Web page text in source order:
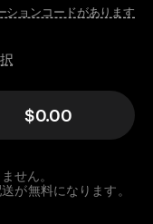
ションコードがあります
$0.00
せん。
が無料になります。